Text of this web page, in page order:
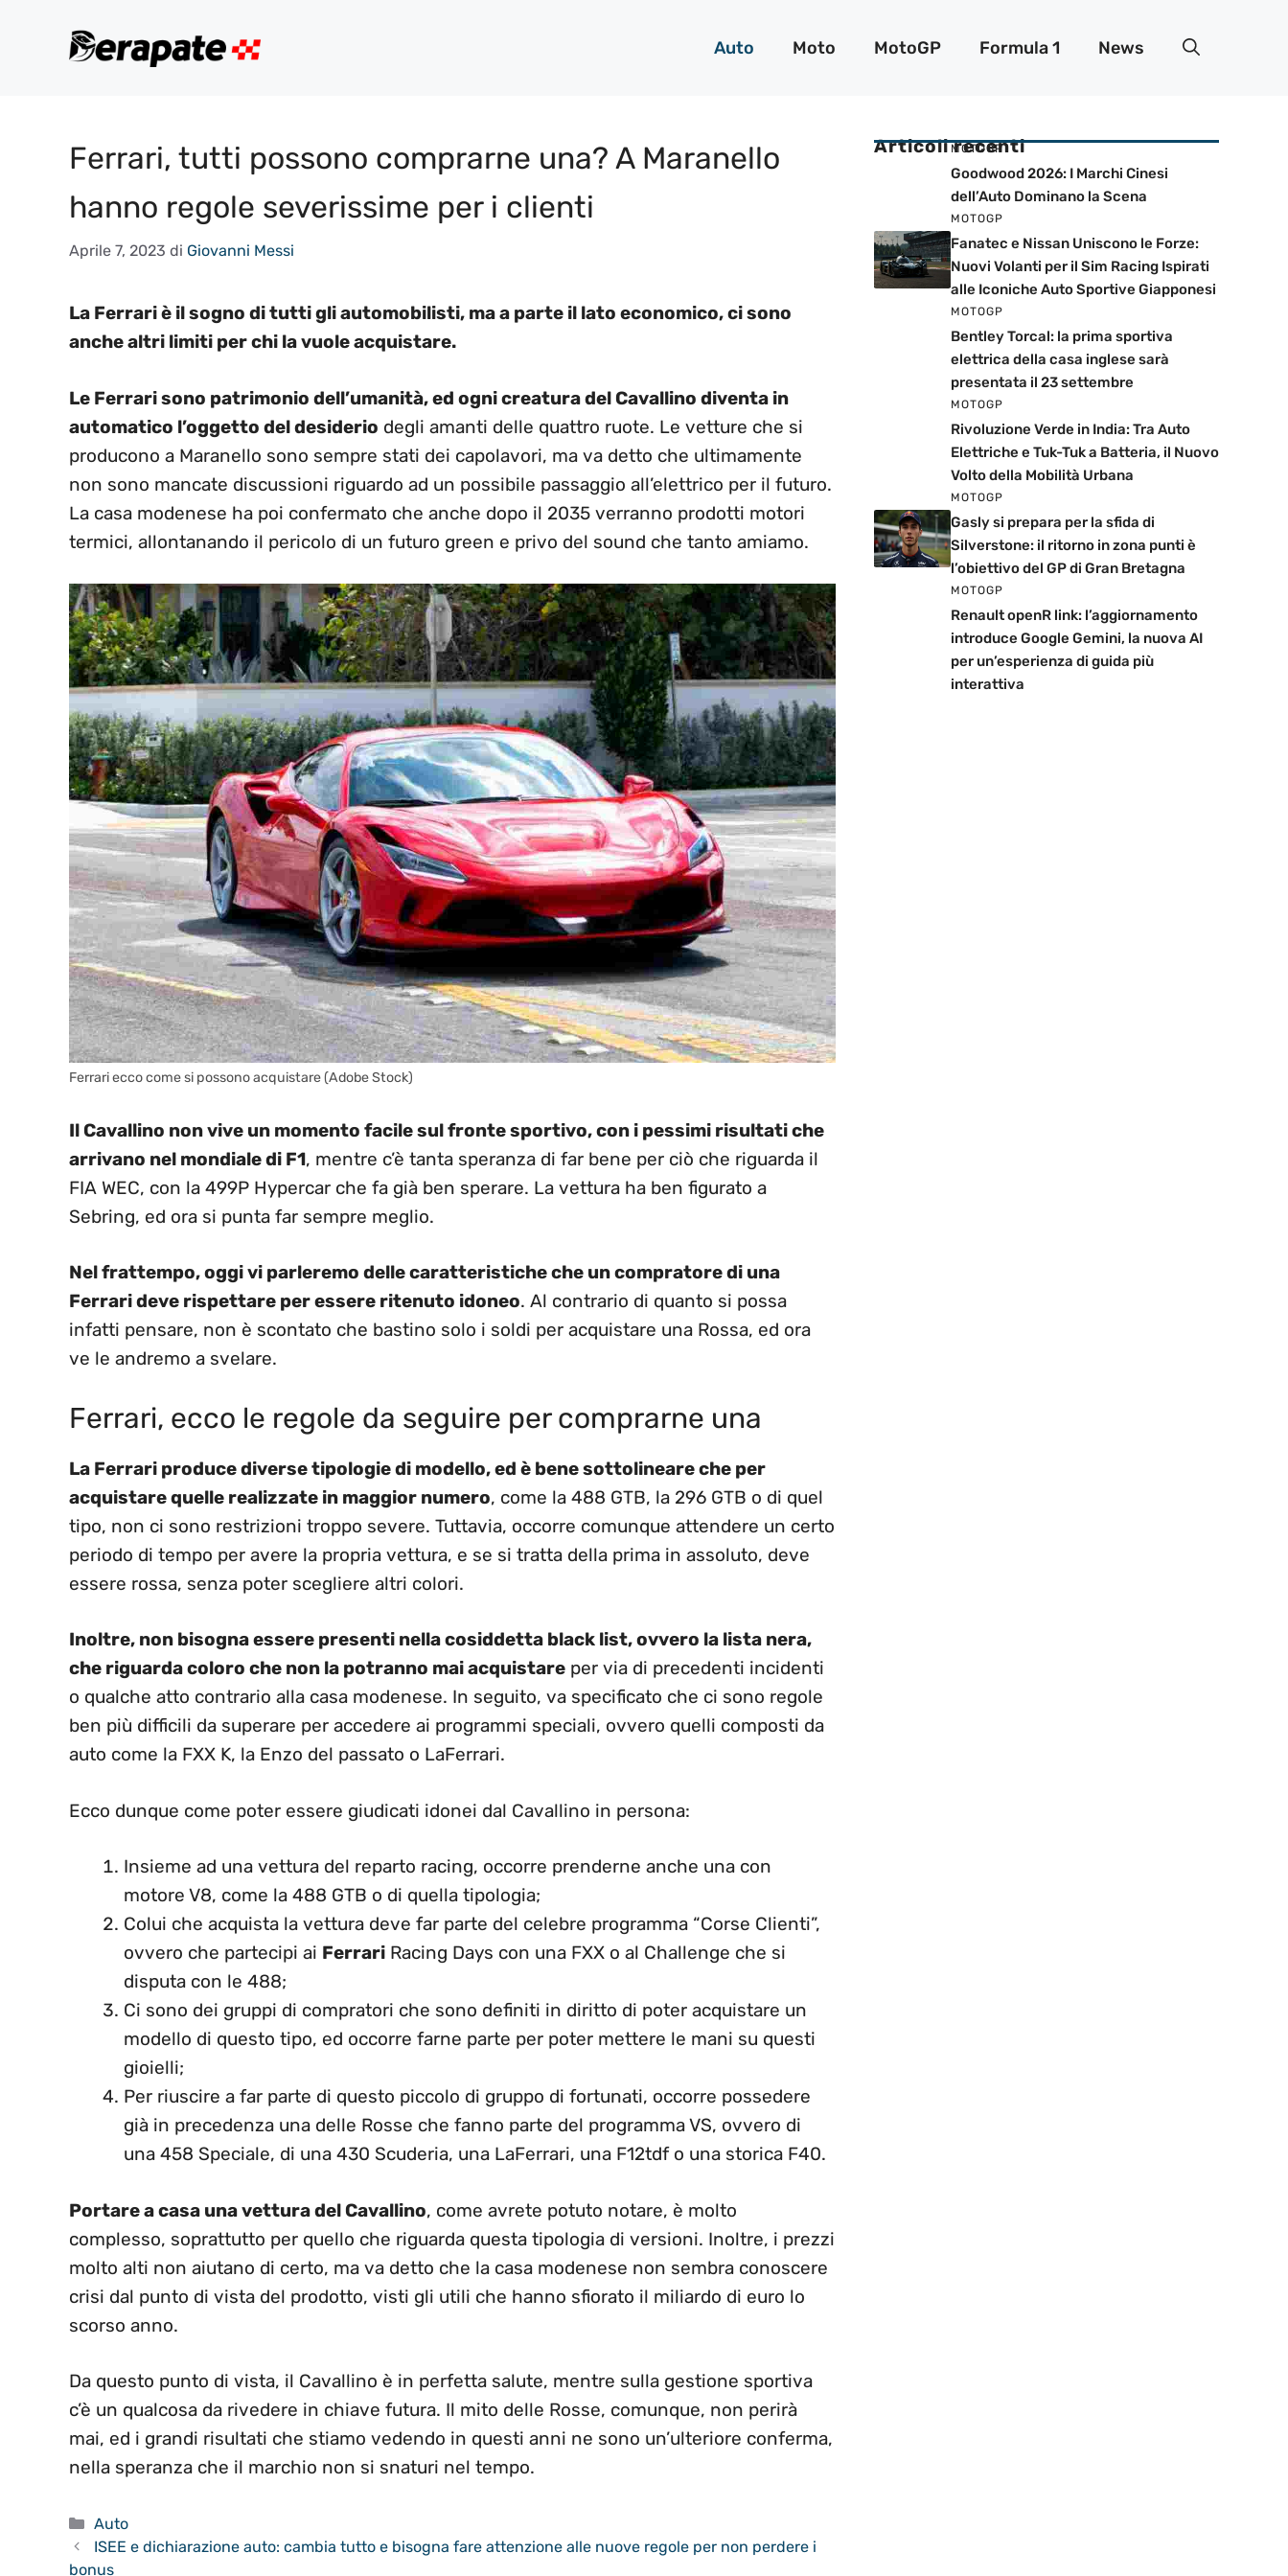
Auto Moto MotoGP Formula 1 News
Ferrari, tutti possono comprarne una? A Maranello
hanno regole severissime per i clienti
Aprile 7, 2023 di Giovanni Messi
La Ferrari è il sogno di tutti gli automobilisti, ma a parte il lato economico, ci sono
anche altri limiti per chi la vuole acquistare.
Le Ferrari sono patrimonio dell’umanità, ed ogni creatura del Cavallino diventa in
automatico l’oggetto del desiderio degli amanti delle quattro ruote. Le vetture che si
producono a Maranello sono sempre stati dei capolavori, ma va detto che ultimamente
non sono mancate discussioni riguardo ad un possibile passaggio all’elettrico per il futuro.
La casa modenese ha poi confermato che anche dopo il 2035 verranno prodotti motori
termici, allontanando il pericolo di un futuro green e privo del sound che tanto amiamo.
Ferrari ecco come si possono acquistare (Adobe Stock)
Il Cavallino non vive un momento facile sul fronte sportivo, con i pessimi risultati che
arrivano nel mondiale di F1, mentre c’è tanta speranza di far bene per ciò che riguarda il
FIA WEC, con la 499P Hypercar che fa già ben sperare. La vettura ha ben figurato a
Sebring, ed ora si punta far sempre meglio.
Nel frattempo, oggi vi parleremo delle caratteristiche che un compratore di una
Ferrari deve rispettare per essere ritenuto idoneo. Al contrario di quanto si possa
infatti pensare, non è scontato che bastino solo i soldi per acquistare una Rossa, ed ora
ve le andremo a svelare.
Ferrari, ecco le regole da seguire per comprarne una
La Ferrari produce diverse tipologie di modello, ed è bene sottolineare che per
acquistare quelle realizzate in maggior numero, come la 488 GTB, la 296 GTB o di quel
tipo, non ci sono restrizioni troppo severe. Tuttavia, occorre comunque attendere un certo
periodo di tempo per avere la propria vettura, e se si tratta della prima in assoluto, deve
essere rossa, senza poter scegliere altri colori.
Inoltre, non bisogna essere presenti nella cosiddetta black list, ovvero la lista nera,
che riguarda coloro che non la potranno mai acquistare per via di precedenti incidenti
o qualche atto contrario alla casa modenese. In seguito, va specificato che ci sono regole
ben più difficili da superare per accedere ai programmi speciali, ovvero quelli composti da
auto come la FXX K, la Enzo del passato o LaFerrari.
Ecco dunque come poter essere giudicati idonei dal Cavallino in persona:
Insieme ad una vettura del reparto racing, occorre prenderne anche una con
motore V8, come la 488 GTB o di quella tipologia;
Colui che acquista la vettura deve far parte del celebre programma “Corse Clienti”,
ovvero che partecipi ai Ferrari Racing Days con una FXX o al Challenge che si
disputa con le 488;
Ci sono dei gruppi di compratori che sono definiti in diritto di poter acquistare un
modello di questo tipo, ed occorre farne parte per poter mettere le mani su questi
gioielli;
Per riuscire a far parte di questo piccolo di gruppo di fortunati, occorre possedere
già in precedenza una delle Rosse che fanno parte del programma VS, ovvero di
una 458 Speciale, di una 430 Scuderia, una LaFerrari, una F12tdf o una storica F40.
Portare a casa una vettura del Cavallino, come avrete potuto notare, è molto
complesso, soprattutto per quello che riguarda questa tipologia di versioni. Inoltre, i prezzi
molto alti non aiutano di certo, ma va detto che la casa modenese non sembra conoscere
crisi dal punto di vista del prodotto, visti gli utili che hanno sfiorato il miliardo di euro lo
scorso anno.
Da questo punto di vista, il Cavallino è in perfetta salute, mentre sulla gestione sportiva
c’è un qualcosa da rivedere in chiave futura. Il mito delle Rosse, comunque, non perirà
mai, ed i grandi risultati che stiamo vedendo in questi anni ne sono un’ulteriore conferma,
nella speranza che il marchio non si snaturi nel tempo.
Categorie
Auto
ISEE e dichiarazione auto: cambia tutto e bisogna fare attenzione alle nuove regole per non perdere i
bonus
Articoli recenti
MOTOGP
Goodwood 2026: I Marchi Cinesi
dell’Auto Dominano la Scena
MOTOGP
Fanatec e Nissan Uniscono le Forze:
Nuovi Volanti per il Sim Racing Ispirati
alle Iconiche Auto Sportive Giapponesi
MOTOGP
Bentley Torcal: la prima sportiva
elettrica della casa inglese sarà
presentata il 23 settembre
MOTOGP
Rivoluzione Verde in India: Tra Auto
Elettriche e Tuk-Tuk a Batteria, il Nuovo
Volto della Mobilità Urbana
MOTOGP
Gasly si prepara per la sfida di
Silverstone: il ritorno in zona punti è
l’obiettivo del GP di Gran Bretagna
MOTOGP
Renault openR link: l’aggiornamento
introduce Google Gemini, la nuova AI
per un’esperienza di guida più
interattiva